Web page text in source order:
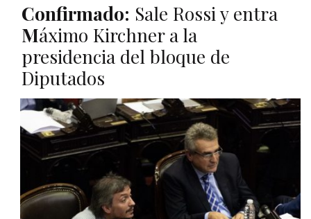
Confirmado: Sale Rossi y entra
Máximo Kirchner a la
presidencia del bloque de
Diputados